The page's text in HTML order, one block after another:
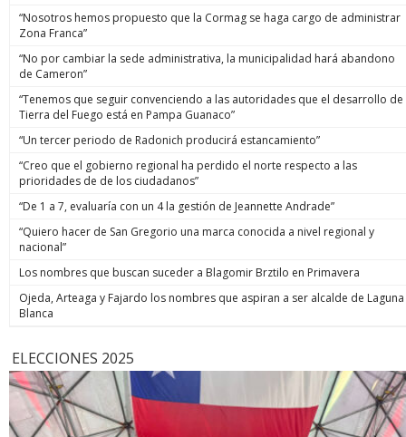
“Nosotros hemos propuesto que la Cormag se haga cargo de administrar
Zona Franca”
“No por cambiar la sede administrativa, la municipalidad hará abandono
de Cameron”
“Tenemos que seguir convenciendo a las autoridades que el desarrollo de
Tierra del Fuego está en Pampa Guanaco”
“Un tercer periodo de Radonich producirá estancamiento”
“Creo que el gobierno regional ha perdido el norte respecto a las
prioridades de de los ciudadanos”
“De 1 a 7, evaluaría con un 4 la gestión de Jeannette Andrade”
“Quiero hacer de San Gregorio una marca conocida a nivel regional y
nacional”
Los nombres que buscan suceder a Blagomir Brztilo en Primavera
Ojeda, Arteaga y Fajardo los nombres que aspiran a ser alcalde de Laguna
Blanca
ELECCIONES 2025